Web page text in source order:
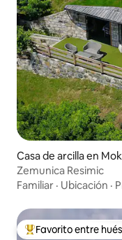
Casa de arcilla en
Zemunica Resimic
Familiar · Ubicación ·
De los mejores en
Favorito entre